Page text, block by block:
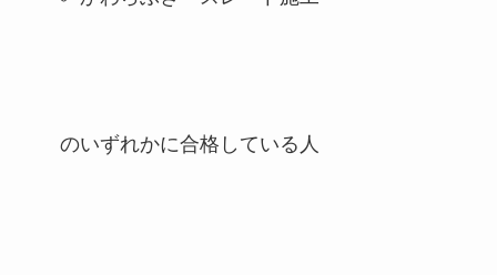
のいずれかに合格している人